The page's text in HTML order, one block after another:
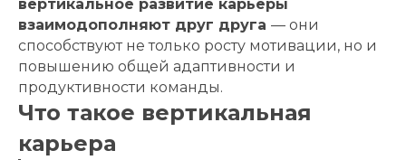
вертикальное развитие карьеры
взаимодополняют друг друга — они
способствуют не только росту мотивации, но и
повышению общей адаптивности и
продуктивности команды.
Что такое вертикальная
карьера